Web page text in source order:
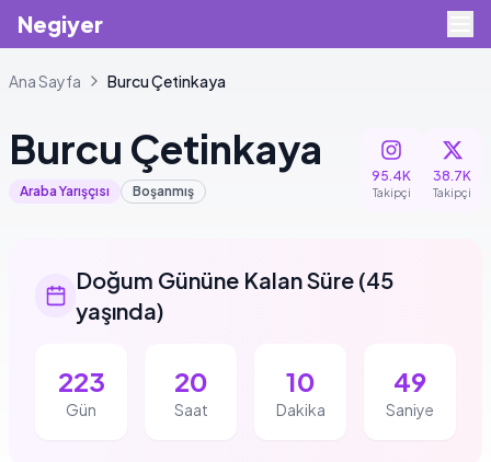
Negiyer
Ana Sayfa BurcuÇetinkaya
Burcu Çetinkaya
Araba Yarışçısı Boşanmış
95.4K
Takipçi
38.7K
Takipçi
Doğum Gününe Kalan Süre (45
yaşında)
223
Gün
20
Saat
10
Dakika
49
Saniye